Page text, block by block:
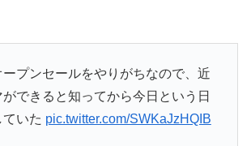
プンセールをやりがちなので、近
できると知ってから今日という日
いた pic.twitter.com/SWKaJzHQIB